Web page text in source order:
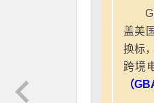
盖美
换标
跨境
（